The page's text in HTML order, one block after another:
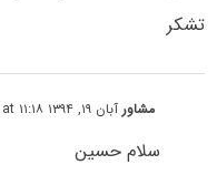
تشکر
مشاورآبان ۱۹, ۱۳۹۴ at ۱۱:۱۸ ب٫ظ
سلام حسین